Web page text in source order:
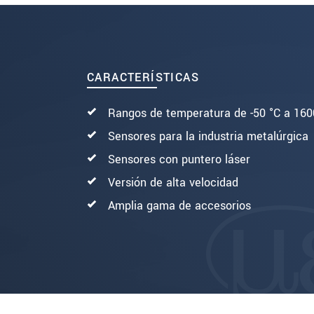
CARACTERÍSTICAS
Rangos de temperatura de -50 °C a
Sensores para la industria metalúrgica
Sensores con puntero láser
Versión de alta velocidad
Amplia gama de accesorios